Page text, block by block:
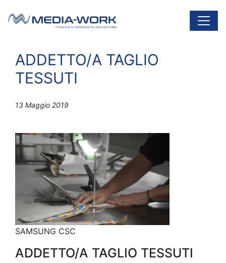
Navigazione principale
ADDETTO/A TAGLIO
TESSUTI
13 Maggio 2019
SAMSUNG CSC
ADDETTO/A TAGLIO TESSUTI